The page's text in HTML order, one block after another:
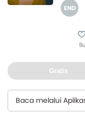
Gratis
Baca melalui